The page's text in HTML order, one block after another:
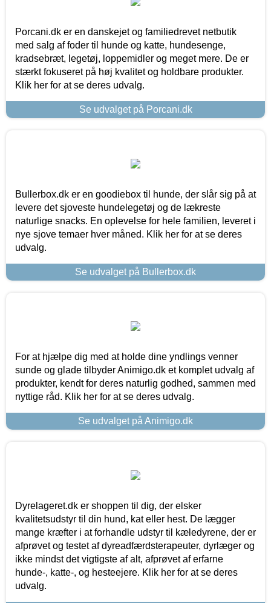
Porcani.dk er en danskejet og familiedrevet netbutik
med salg af foder til hunde og katte, hundesenge,
kradsebræt, legetøj, loppemidler og meget mere. De er
stærkt fokuseret på høj kvalitet og holdbare produkter.
Klik her for at se deres udvalg.
Se udvalget på Porcani.dk
Bullerbox.dk er en goodiebox til hunde, der slår sig på at
levere det sjoveste hundelegetøj og de lækreste
naturlige snacks. En oplevelse for hele familien, leveret i
nye sjove temaer hver måned. Klik her for at se deres
udvalg.
Se udvalget på Bullerbox.dk
For at hjælpe dig med at holde dine yndlings venner
sunde og glade tilbyder Animigo.dk et komplet udvalg af
produkter, kendt for deres naturlig godhed, sammen med
nyttige råd. Klik her for at se deres udvalg.
Se udvalget på Animigo.dk
Dyrelageret.dk er shoppen til dig, der elsker
kvalitetsudstyr til din hund, kat eller hest. De lægger
mange kræfter i at forhandle udstyr til kæledyrene, der er
afprøvet og testet af dyreadfærdsterapeuter, dyrlæger og
ikke mindst det vigtigste af alt, afprøvet af erfarne
hunde-, katte-, og hesteejere. Klik her for at se deres
udvalg.